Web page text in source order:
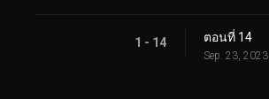
1 - 14 ตอนที่ 14
Sep. 23, 2023